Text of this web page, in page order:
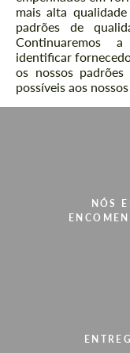
mais alta
padrões de
Continuaremos
identificar
os nossos
possíveis aos
NÓS
dados
dados